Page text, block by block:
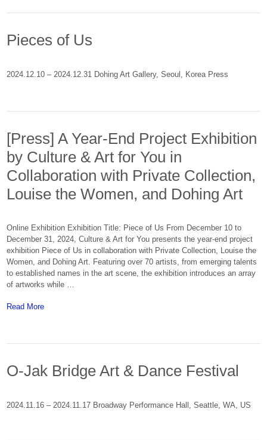
Pieces of Us
2024.12.10 – 2024.12.31 Dohing Art Gallery, Seoul, Korea Press
[Press] A Year-End Project Exhibition
by Culture & Art for You in
Collaboration with Private Collection,
Louise the Women, and Dohing Art
Online Exhibition Exhibition Title: Piece of Us From December 10 to
December 31, 2024, Culture & Art for You presents the year-end project
exhibition Piece of Us in collaboration with Private Collection, Louise the
Women, and Dohing Art. Featuring over 70 artists, from emerging talents
to established names in the art scene, the exhibition introduces an array
of artworks while …
Read MoreAbout: [Press] A Year-End Project Exhibition by Culture & Art
O-Jak Bridge Art & Dance Festival
2024.11.16 – 2024.11.17 Broadway Performance Hall, Seattle, WA, US